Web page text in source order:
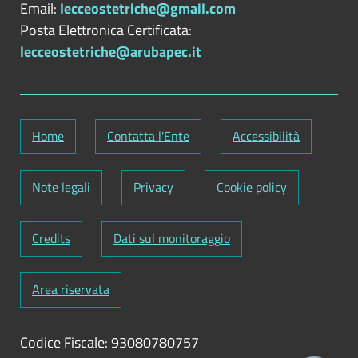
pagamenti eventualmente necessari,
con i codici IBAN identificativi del
conto di pagamento, ovvero di
Tesoreria, tramite i quali i soggetti
versanti possono effettuare i
pagamenti mediante bonifico
bancario o postale, ovvero gli
identificativi del conto corrente
postale sul quale i soggetti versanti
possono effettuare i pagamenti
mediante bollettino postale, nonchè i
codici identificativi del pagamento da
indicare obbligatoriamente per il
versamento, nome del soggetto a cui
è attribuito, in caso di inerzia, il potere
Email: lecceostetriche@gmail.com
Posta Elettronica Certificata:
lecceostetriche@arubapec.it
Home Contatta l'Ente Accessibilità
Note legali Privacy Cookie policy
Credits Dati sul monitoraggio
Area riservata
Codice Fiscale: 93080780757